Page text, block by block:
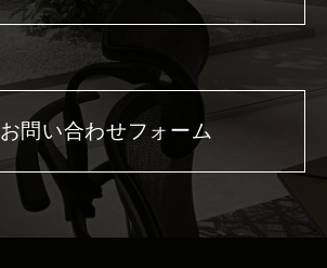
お問い合わせフォーム